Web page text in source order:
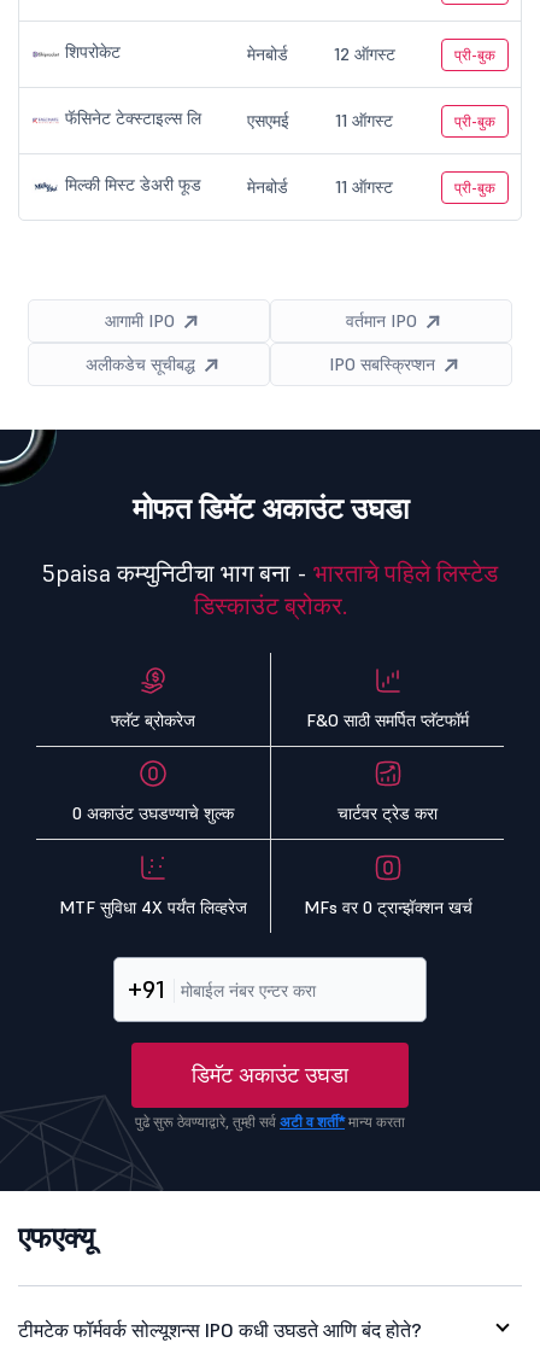
शिपरोकेट मेनबोर्ड 12 ऑगस्ट प्री-बुक
फॅसिनेट टेक्स्टाइल्स लि एसएमई 11 ऑगस्ट प्री-बुक
मिल्की मिस्ट डेअरी फूड मेनबोर्ड 11 ऑगस्ट प्री-बुक
आगामी IPO
वर्तमान IPO
अलीकडेच सूचीबद्ध
IPO सबस्क्रिप्शन
मोफत डिमॅट अकाउंट उघडा
5paisa कम्युनिटीचा भाग बना - भारताचे पहिले लिस्टेड
डिस्काउंट ब्रोकर.
फ्लॅट ब्रोकरेज F&O साठी समर्पित प्लॅटफॉर्म
0 अकाउंट उघडण्याचे शुल्क चार्टवर ट्रेड करा
MTF सुविधा 4X पर्यंत लिव्हरेज MFs वर 0 ट्रान्झॅक्शन खर्च
+91
डिमॅट अकाउंट उघडा
पुढे सुरू ठेवण्याद्वारे, तुम्ही सर्व अटी व शर्ती*मान्य करता
एफएक्यू
टीमटेक फॉर्मवर्क सोल्यूशन्स IPO कधी उघडते आणि बंद होते?